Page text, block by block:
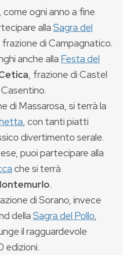
ogni anno a fine
allaSagra del
frazione di Campagnatico.
anche alla Festa del
, frazione di Castel
di Massarosa, si terrà la
, con tanti piatti
divertimento serale.
puoi partecipare alla
che si terrà
.
di Sorano, invece
dellaSagra del Pollo,
il ragguardevole
edizioni.